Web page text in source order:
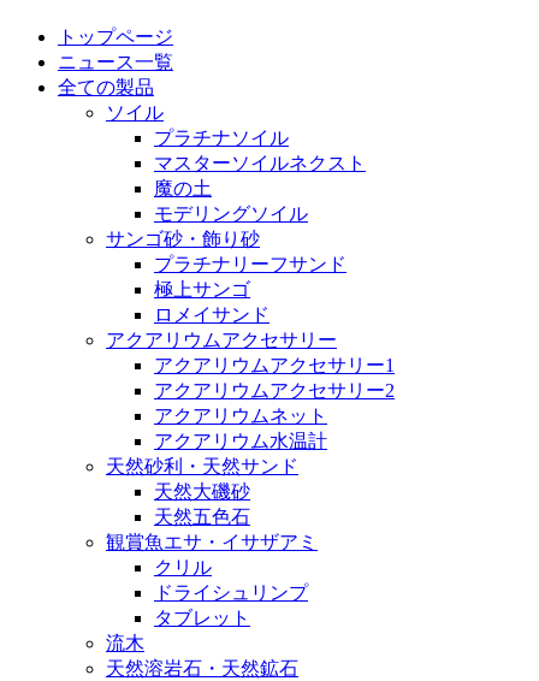
トップページ
ニュース一覧
全ての製品
ソイル
プラチナソイル
マスターソイルネクスト
魔の土
モデリングソイル
サンゴ砂・飾り砂
プラチナリーフサンド
極上サンゴ
ロメイサンド
アクアリウムアクセサリー
アクアリウムアクセサリー1
アクアリウムアクセサリー2
アクアリウムネット
アクアリウム水温計
天然砂利・天然サンド
天然大磯砂
天然五色石
観賞魚エサ・イサザアミ
クリル
ドライシュリンプ
タブレット
流木
天然溶岩石・天然鉱石